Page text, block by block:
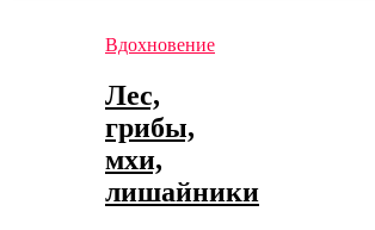
Вдохновение
Лес,
грибы,
мхи,
лишайники